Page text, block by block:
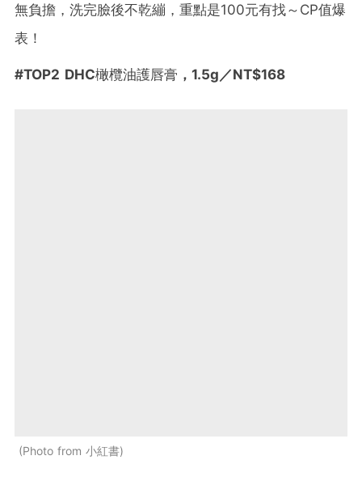
無負擔，洗完臉後不乾繃，重點是100元有找～ CP值爆
表！
#TOP2 DHC橄欖油護唇膏 ， 1.5g ／NT$168
Photo from 小紅書